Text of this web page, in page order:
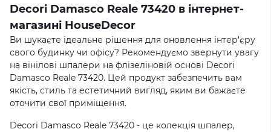
Decori Damasco Reale 73420 в інтернет-
магазині HouseDecor
Ви шукаєте ідеальне рішення для оновлення інтер'єру
свого будинку чи офісу? Рекомендуємо звернути увагу
на вінілові шпалери на флізеліновій основі Decori
Damasco Reale 73420. Цей продукт забезпечить вам
якість, стиль та естетичний вигляд, яким ви бажаєте
оточити свої приміщення.
Decori Damasco Reale 73420 - це колекція шпалер,